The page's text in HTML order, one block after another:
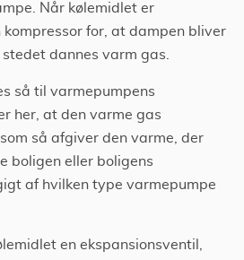
Når kølemidlet er
for, at dampen bliver
dannes varm gas.
så til varmepumpens
her, at den varme gas
så afgiver den varme, der
boligen eller boligens
af hvilken type varmepumpe
en ekspansionsventil,